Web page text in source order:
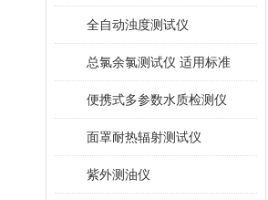
全自动浊度测试仪
总氯余氯测试仪 适用标准
便携式多参数水质检测仪
面罩耐热辐射测试仪
紫外测油仪